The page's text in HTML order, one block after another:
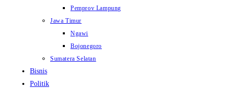
Pemprov Lampung
Jawa Timur
Ngawi
Bojonegoro
Sumatera Selatan
Bisnis
Politik